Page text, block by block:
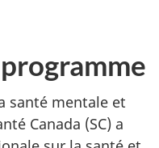
santé mentale et
Canada (SC) a